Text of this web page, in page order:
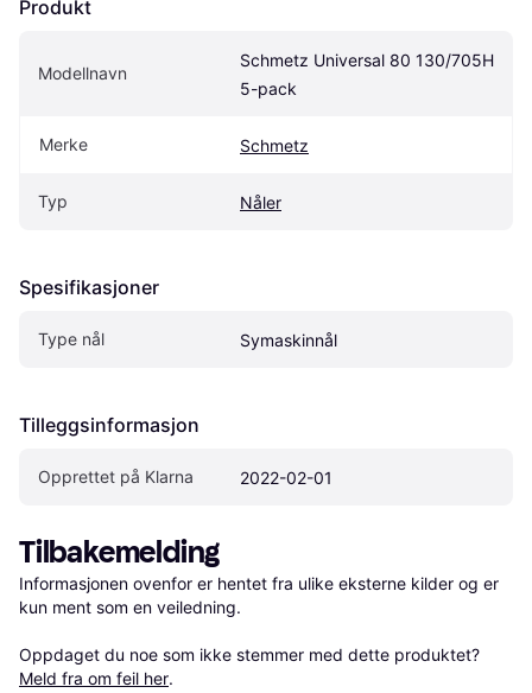
Produkt
Modellnavn
Schmetz Universal 80 130/705H
5-pack
Merke Schmetz
Typ Nåler
Spesifikasjoner
Type nål Symaskinnål
Tilleggsinformasjon
Opprettet på Klarna 2022-02-01
Tilbakemelding
Informasjonen ovenfor er hentet fra ulike eksterne kilder og er
kun ment som en veiledning.
Oppdaget du noe som ikke stemmer med dette produktet?
Meld fra om feil her.